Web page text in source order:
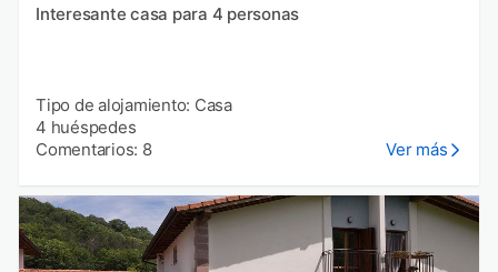
Interesante casa para 4 personas
Tipo de alojamiento: Casa
4 huéspedes
Comentarios: 8
Ver más